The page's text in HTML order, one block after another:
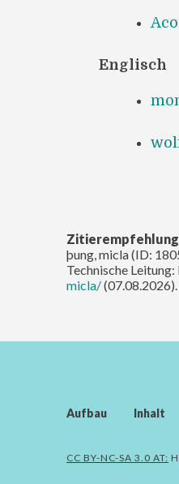
Englisch
þung, micla (ID:
Technische
micla/(07.08.2026).
Aufbau Inhalt
CC BY-NC-SA 3.0 AT: